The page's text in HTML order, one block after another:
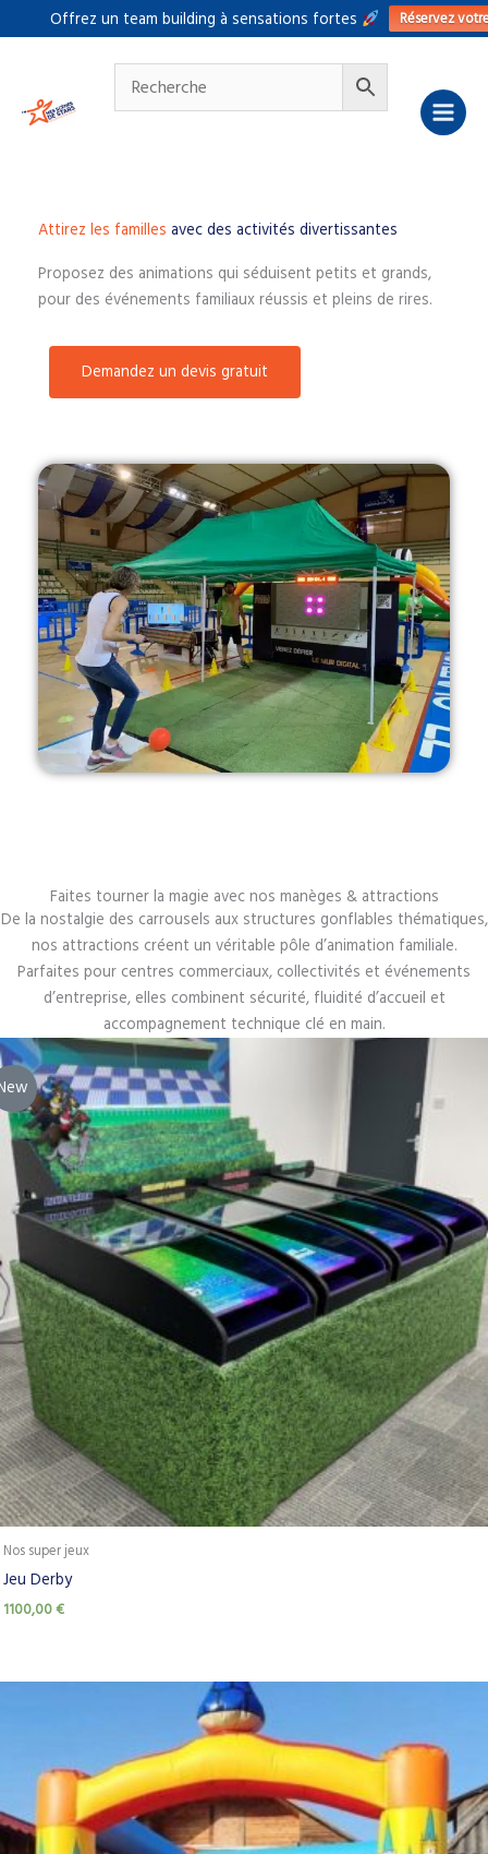
Offrez un team building à sensations fortes Réservez
au
Attirez les familles avec des activités divertissantes
Proposez des animations qui séduisent petits et grands,
pour des événements familiaux réussis et pleins de rires.
Demandez un devis gratuit
Faites tourner la magie avec nos manèges & attractions
De la nostalgie des carrousels aux structures gonflables thématiques,
nos attractions créent un véritable pôle d’animation familiale.
Parfaites pour centres commerciaux, collectivités et événements
d’entreprise, elles combinent sécurité, fluidité d’accueil et
accompagnement technique clé en main.
Nos super jeux
Jeu Derby
1100,00€